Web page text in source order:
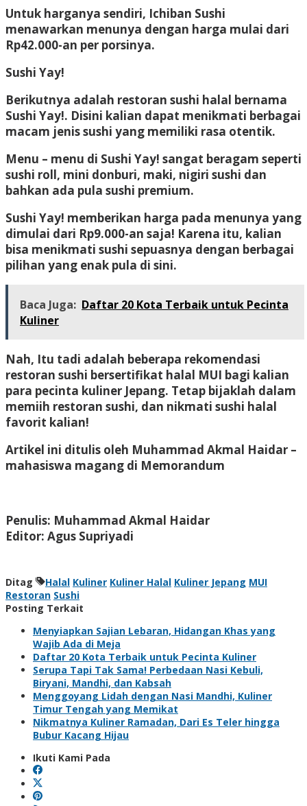
Untuk harganya sendiri, Ichiban Sushi
menawarkan menunya dengan harga mulai dari
Rp42.000-an per porsinya.
Sushi Yay!
Berikutnya adalah restoran sushi halal bernama
Sushi Yay!. Disini kalian dapat menikmati berbagai
macam jenis sushi yang memiliki rasa otentik.
Menu – menu di Sushi Yay! sangat beragam seperti
sushi roll, mini donburi, maki, nigiri sushi dan
bahkan ada pula sushi premium.
Sushi Yay! memberikan harga pada menunya yang
dimulai dari Rp9.000-an saja! Karena itu, kalian
bisa menikmati sushi sepuasnya dengan berbagai
pilihan yang enak pula di sini.
Baca Juga: Daftar 20 Kota Terbaik untuk Pecinta
Kuliner
Nah, Itu tadi adalah beberapa rekomendasi
restoran sushi bersertifikat halal MUI bagi kalian
para pecinta kuliner Jepang. Tetap bijaklah dalam
memiih restoran sushi, dan nikmati sushi halal
favorit kalian!
Artikel ini ditulis oleh Muhammad Akmal Haidar –
mahasiswa magang di Memorandum
Penulis: Muhammad Akmal Haidar
Editor: Agus Supriyadi
Ditag Halal Kuliner Kuliner Halal Kuliner Jepang MUI
Restoran Sushi
Posting Terkait
Menyiapkan Sajian Lebaran, Hidangan Khas yang
Wajib Ada di Meja
Daftar 20 Kota Terbaik untuk Pecinta Kuliner
Serupa Tapi Tak Sama! Perbedaan Nasi Kebuli,
Biryani, Mandhi, dan Kabsah
Menggoyang Lidah dengan Nasi Mandhi, Kuliner
Timur Tengah yang Memikat
Nikmatnya Kuliner Ramadan, Dari Es Teler hingga
Bubur Kacang Hijau
Ikuti Kami Pada